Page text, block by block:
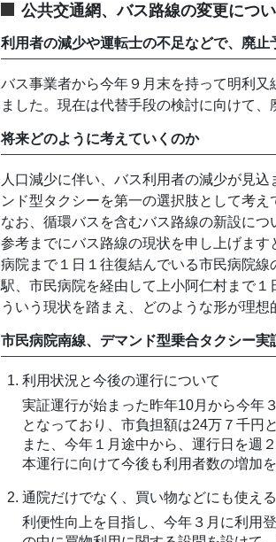
公共交通網、バス路線の変更につ
利用者の減少や運転士の不足などで、廃
バス事業者から今年９月末を持って明利
ました。現在は代替手段の検討に向けて
将来どのように考えていくのか
人口減少に伴い、バス利用者の減少が見
ンド型タクシーを第一の選択肢として考え
なお、循環バスを含むバス路線の新設に
参考までにバス路線の現状を申し上げま
病院まで１日１往復結んでいる市民病院
駅、市民病院を経由して上小阿仁村まで
ういう現状を踏まえ、どのような形が理想
市民病院南線、デマンド型乗合タクシー実
利用状況と今後の運行について
実証運行が始まった昨年10月から今年
となっており、市負担額は24万７千円
また、今年１月途中から、運行日を週
本運行に向けて今後も利用者数の増加
通院だけでなく、買い物などにも使え
利便性向上を目指し、今年３月に利用